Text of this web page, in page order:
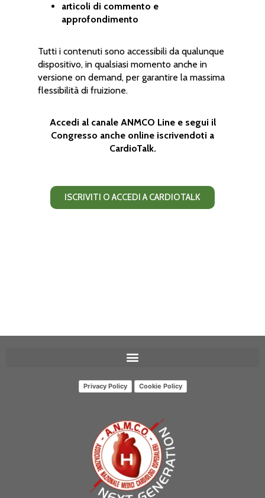
articoli di commento e
approfondimento
Tutti i contenuti sono accessibili da qualunque
dispositivo, in qualsiasi momento anche in
versione on demand, per garantire la massima
flessibilità di fruizione.
Accedi al canale ANMCO Line e segui il
Congresso anche online iscrivendoti a
CardioTalk.
ISCRIVITI O ACCEDI A CARDIOTALK
Privacy Policy Cookie Policy